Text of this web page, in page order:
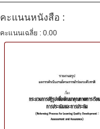
คะแนนหนังสือ :
คะแนนเฉลี่ย : 0.00